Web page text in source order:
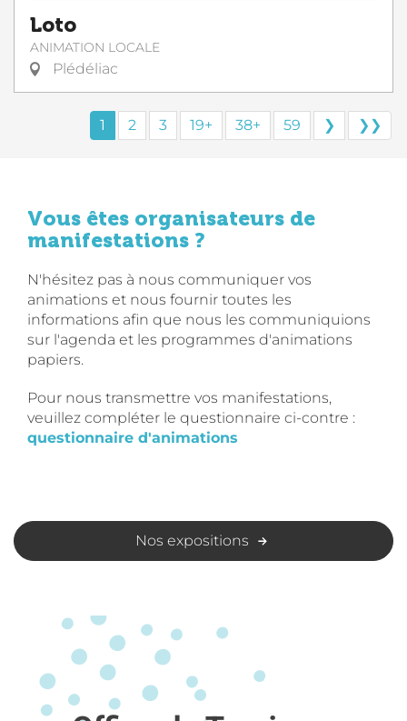
Loto
ANIMATION LOCALE
Plédéliac
1 2 3 19+ 38+ 59 ❯ ❯❯
Vous êtes organisateurs de
manifestations ?
N'hésitez pas à nous communiquer vos
animations et nous fournir toutes les
informations afin que nous les communiquions
sur l'agenda et les programmes d'animations
papiers.
Pour nous transmettre vos manifestations,
veuillez compléter le questionnaire ci-contre :
questionnaire d'animations
Nos expositions